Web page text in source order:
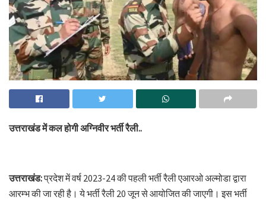
उत्तराखंड में कल होगी अग्निवीर भर्ती रैली..
उत्तराखंड:प्रदेश में वर्ष 2023-24 की पहली भर्ती रैली एआरओ अल्मोडा द्वारा
आरम्भ की जा रही है। ये भर्ती रैली 20 जून से आयोजित की जाएगी। इस भर्ती